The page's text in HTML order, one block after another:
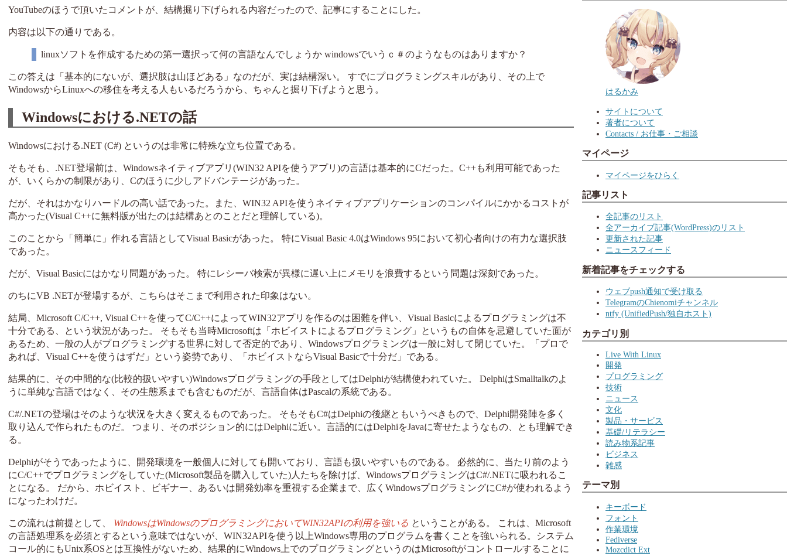
YouTubeのほうで頂いたコメントが、結構掘り下げられる内容だったので、記事にすることにした。
内容は以下の通りである。
linuxソフトを作成するための第一選択って何の言語なんでしょうか windowsでいうｃ＃のようなものはありますか？
この答えは「基本的にないが、選択肢は山ほどある」なのだが、実は結構深い。 すでにプログラミングスキルがあり、その上で
WindowsからLinuxへの移住を考える人もいるだろうから、ちゃんと掘り下げようと思う。
Windowsにおける.NETの話
Windowsにおける.NET (C#) というのは非常に特殊な立ち位置である。
そもそも、.NET登場前は、Windowsネイティブアプリ(WIN32 APIを使うアプリ)の言語は基本的にCだった。C++も利用可能であった
が、いくらかの制限があり、Cのほうに少しアドバンテージがあった。
だが、それはかなりハードルの高い話であった。また、WIN32 APIを使うネイティブアプリケーションのコンパイルにかかるコストが
高かった(Visual C++に無料版が出たのは結構あとのことだと理解している)。
このことから「簡単に」作れる言語としてVisual Basicがあった。 特にVisual Basic 4.0はWindows 95において初心者向けの有力な選択肢
であった。
だが、Visual Basicにはかなり問題があった。 特にレシーバ検索が異様に遅い上にメモリを浪費するという問題は深刻であった。
のちにVB .NETが登場するが、こちらはそこまで利用された印象はない。
結局、Microsoft C/C++, Visual C++を使ってC/C++によってWIN32アプリを作るのは困難を伴い、Visual Basicによるプログラミングは不
十分である、という状況があった。 そもそも当時Microsoftは「ホビイストによるプログラミング」というもの自体を忌避していた面が
あるため、一般の人がプログラミングする世界に対して否定的であり、Windowsプログラミングは一般に対して閉じていた。「プロで
あれば、Visual C++を使うはずだ」という姿勢であり、「ホビイストならVisual Basicで十分だ」である。
結果的に、その中間的な(比較的扱いやすい)Windowsプログラミングの手段としてはDelphiが結構使われていた。 DelphiはSmalltalkのよ
うに単純な言語ではなく、その生態系までも含むものだが、言語自体はPascalの系統である。
C#/.NETの登場はそのような状況を大きく変えるものであった。 そもそもC#はDelphiの後継ともいうべきもので、Delphi開発陣を多く
取り込んで作られたものだ。 つまり、そのポジション的にはDelphiに近い。言語的にはDelphiをJavaに寄せたようなもの、とも理解でき
る。
Delphiがそうであったように、開発環境を一般個人に対しても開いており、言語も扱いやすいものである。 必然的に、当たり前のよう
にC/C++でプログラミングをしていた(Microsoft製品を購入していた)人たちを除けば、WindowsプログラミングはC#/.NETに吸われるこ
とになる。 だから、ホビイスト、ビギナー、あるいは開発効率を重視する企業まで、広くWindowsプログラミングにC#が使われるよう
になったわけだ。
この流れは前提として、 WindowsはWindowsのプログラミングにおいてWIN32APIの利用を強いる ということがある。 これは、Microsoft
の言語処理系を必須とするという意味ではないが、WIN32APIを使う以上Windows専用のプログラムを書くことを強いられる。システム
コール的にもUnix系OSとは互換性がないため、結果的にWindows上でのプログラミングというのはMicrosoftがコントロールすることに
はるかみ
サイトについて
著者について
Contacts / お仕事・ご相談
マイページ
マイページをひらく
記事リスト
全記事のリスト
全アーカイブ記事(WordPress)のリスト
更新された記事
ニュースフィード
新着記事をチェックする
ウェブpush通知で受け取る
TelegramのChienomiチャンネル
ntfy (UnifiedPush/独自ホスト)
カテゴリ別
Live With Linux
開発
プログラミング
技術
ニュース
文化
製品・サービス
基礎/リテラシー
読み物系記事
ビジネス
雑感
テーマ別
キーボード
フォント
作業環境
Fediverse
Mozcdict Ext